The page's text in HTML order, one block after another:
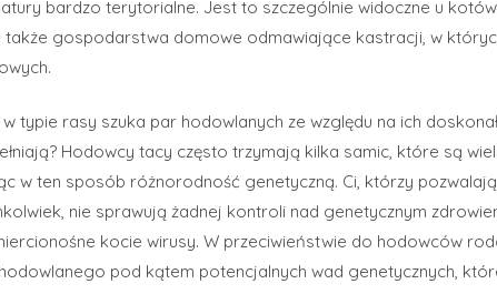
bardzo terytorialne. Jest to szczególnie widoczne u
także gospodarstwa domowe odmawiające kastracji, w
typie rasy szuka par hodowlanych ze względu na ich
Hodowcy tacy często trzymają kilka samic, które są
w ten sposób różnorodność genetyczną. Ci, którzy
nie sprawują żadnej kontroli nad genetycznym
kocie wirusy. W przeciwieństwie do hodowców
pod kątem potencjalnych wad genetycznych,